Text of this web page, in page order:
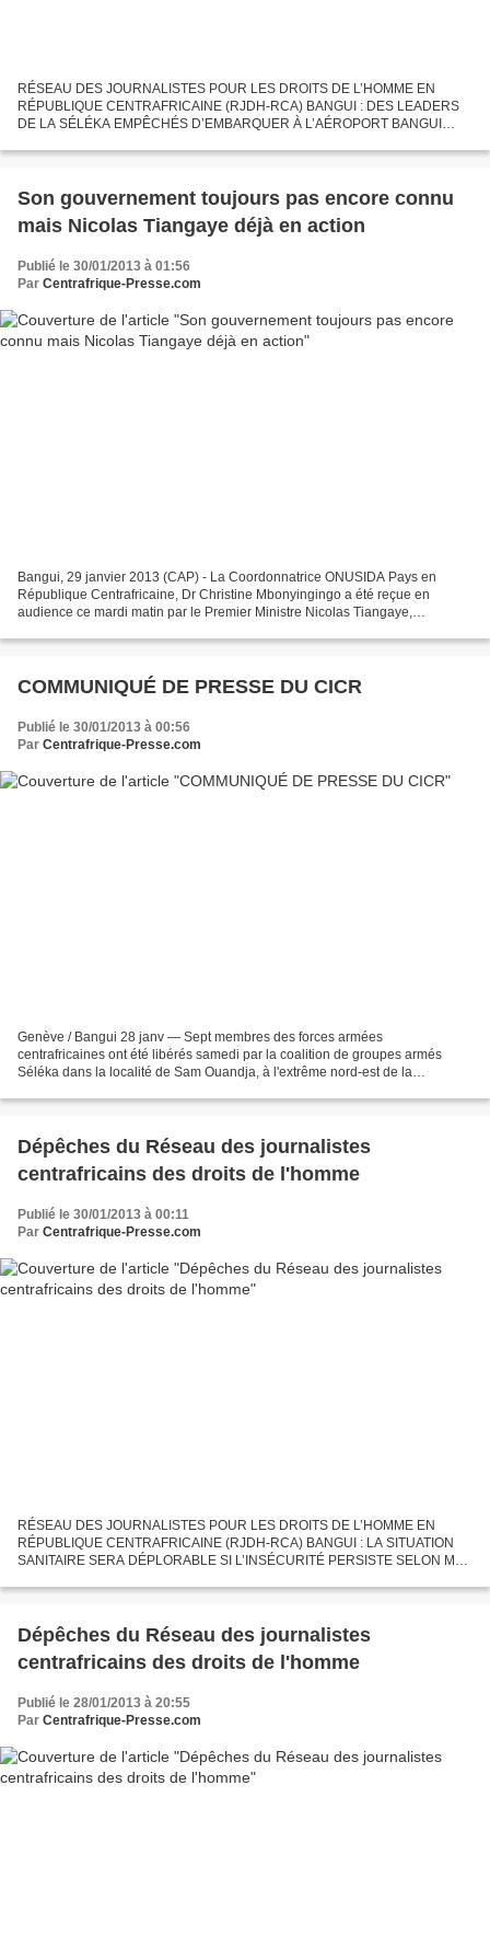
RÉSEAU DES JOURNALISTES POUR LES DROITS DE L’HOMME EN
RÉPUBLIQUE CENTRAFRICAINE (RJDH-RCA) BANGUI : DES LEADERS
DE LA SÉLÉKA EMPÊCHÉS D’EMBARQUER À L’AÉROPORT BANGUI
rebelle de la Séléka...
Son gouvernement toujours pas encore connu
mais Nicolas Tiangaye déjà en action
Publié le 30/01/2013 à 01:56
Par Centrafrique-Presse.com
Bangui, 29 janvier 2013 (CAP) - La Coordonnatrice ONUSIDA Pays en
République Centrafricaine, Dr Christine Mbonyingingo a été reçue en
audience ce mardi matin par le Premier Ministre Nicolas Tiangaye,
COMMUNIQUÉ DE PRESSE DU CICR
Publié le 30/01/2013 à 00:56
Par Centrafrique-Presse.com
Genève / Bangui 28 janv — Sept membres des forces armées
centrafricaines ont été libérés samedi par la coalition de groupes armés
Séléka dans la localité de Sam Ouandja, à l'extrême nord-est de la
Dépêches du Réseau des journalistes
centrafricains des droits de l'homme
Publié le 30/01/2013 à 00:11
Par Centrafrique-Presse.com
RÉSEAU DES JOURNALISTES POUR LES DROITS DE L’HOMME EN
RÉPUBLIQUE CENTRAFRICAINE (RJDH-RCA) BANGUI : LA SITUATION
SANITAIRE SERA DÉPLORABLE SI L’INSÉCURITÉ PERSISTE SELON MSF
des...
Dépêches du Réseau des journalistes
centrafricains des droits de l'homme
Publié le 28/01/2013 à 20:55
Par Centrafrique-Presse.com